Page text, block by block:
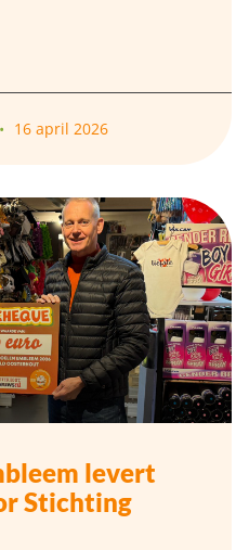
16 april 2026
levert
Stichting